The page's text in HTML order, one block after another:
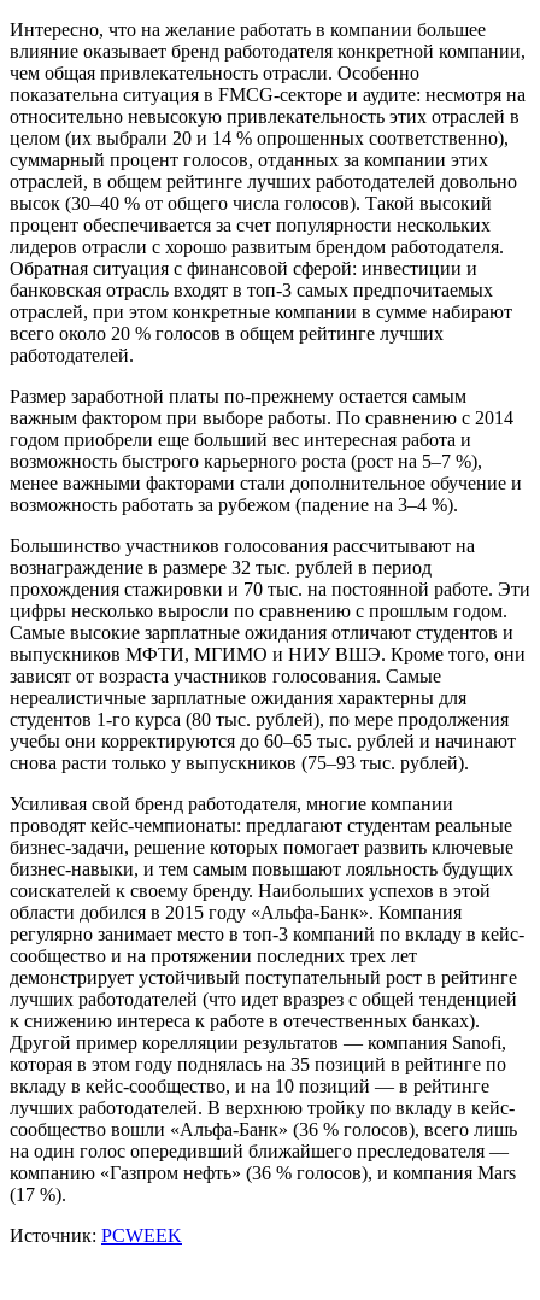
Интересно, что на желание работать в компании большее
влияние оказывает бренд работодателя конкретной компании,
чем общая привлекательность отрасли. Особенно
показательна ситуация в FMCG-секторе и аудите: несмотря на
относительно невысокую привлекательность этих отраслей в
целом (их выбрали 20 и 14 % опрошенных соответственно),
суммарный процент голосов, отданных за компании этих
отраслей, в общем рейтинге лучших работодателей довольно
высок (30–40 % от общего числа голосов). Такой высокий
процент обеспечивается за счет популярности нескольких
лидеров отрасли с хорошо развитым брендом работодателя.
Обратная ситуация с финансовой сферой: инвестиции и
банковская отрасль входят в топ-3 самых предпочитаемых
отраслей, при этом конкретные компании в сумме набирают
всего около 20 % голосов в общем рейтинге лучших
работодателей.
Размер заработной платы по-прежнему остается самым
важным фактором при выборе работы. По сравнению с 2014
годом приобрели еще больший вес интересная работа и
возможность быстрого карьерного роста (рост на 5–7 %),
менее важными факторами стали дополнительное обучение и
возможность работать за рубежом (падение на 3–4 %).
Большинство участников голосования рассчитывают на
вознаграждение в размере 32 тыс. рублей в период
прохождения стажировки и 70 тыс. на постоянной работе. Эти
цифры несколько выросли по сравнению с прошлым годом.
Самые высокие зарплатные ожидания отличают студентов и
выпускников МФТИ, МГИМО и НИУ ВШЭ. Кроме того, они
зависят от возраста участников голосования. Самые
нереалистичные зарплатные ожидания характерны для
студентов 1-го курса (80 тыс. рублей), по мере продолжения
учебы они корректируются до 60–65 тыс. рублей и начинают
снова расти только у выпускников (75–93 тыс. рублей).
Усиливая свой бренд работодателя, многие компании
проводят кейс-чемпионаты: предлагают студентам реальные
бизнес-задачи, решение которых помогает развить ключевые
бизнес-навыки, и тем самым повышают лояльность будущих
соискателей к своему бренду. Наибольших успехов в этой
области добился в 2015 году «Альфа-Банк». Компания
регулярно занимает место в топ-3 компаний по вкладу в кейс-
сообщество и на протяжении последних трех лет
демонстрирует устойчивый поступательный рост в рейтинге
лучших работодателей (что идет вразрез с общей тенденцией
к снижению интереса к работе в отечественных банках).
Другой пример корелляции результатов — компания Sanofi,
которая в этом году поднялась на 35 позиций в рейтинге по
вкладу в кейс-сообщество, и на 10 позиций — в рейтинге
лучших работодателей. В верхнюю тройку по вкладу в кейс-
сообщество вошли «Альфа-Банк» (36 % голосов), всего лишь
на один голос опередивший ближайшего преследователя —
компанию «Газпром нефть» (36 % голосов), и компания Mars
(17 %).
Источник: PCWEEK